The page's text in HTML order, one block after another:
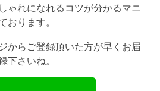
ゃれになれるコツが分かるマニ
おります。
からご登録頂いた方が早くお届
下さいね。